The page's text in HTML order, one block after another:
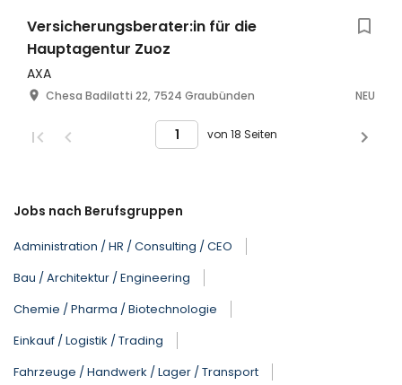
Versicherungsberater:in für die
Hauptagentur Zuoz
AXA
Chesa Badilatti 22, 7524 Graubünden NEU
von 18 Seiten
Jobs nach Berufsgruppen
Administration / HR / Consulting / CEO
Bau / Architektur / Engineering
Chemie / Pharma / Biotechnologie
Einkauf / Logistik / Trading
Fahrzeuge / Handwerk / Lager / Transport